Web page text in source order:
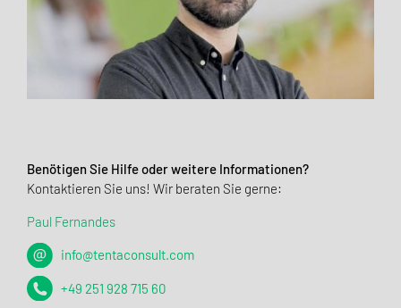
Benötigen Sie Hilfe oder weitere Informationen?
Kontaktieren Sie uns! Wir beraten Sie gerne:
Paul Fernandes
info@tentaconsult.com
+49 251 928 715 60